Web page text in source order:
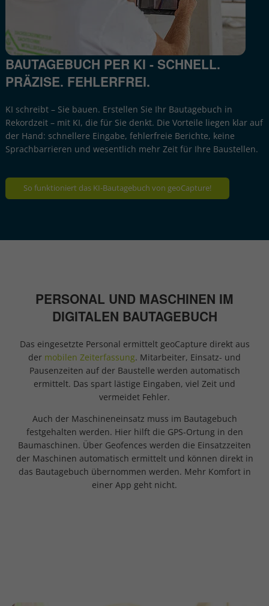
BAUTAGEBUCH PER KI - SCHNELL.
PRÄZISE. FEHLERFREI.
KI schreibt – Sie bauen. Erstellen Sie Ihr Bautagebuch in
Rekordzeit – mit KI, die für Sie denkt. Die Vorteile liegen klar auf
der Hand: schnellere Eingabe, fehlerfreie Berichte, keine
Sprachbarrieren und wesentlich mehr Zeit für Ihre Baustellen.
So funktioniert das KI-Bautagebuch von geoCapture!
PERSONAL UND MASCHINEN IM
DIGITALEN BAUTAGEBUCH
Das eingesetzte Personal ermittelt geoCapture direkt aus
der mobilen Zeiterfassung. Mitarbeiter, Einsatz- und
Pausenzeiten auf der Baustelle werden automatisch
ermittelt. Das spart lästige Eingaben, viel Zeit und
vermeidet Fehler.
Auch der Maschineneinsatz muss im Bautagebuch
festgehalten werden. Hier hilft die GPS-Ortung in den
Baumaschinen. Über Geofences werden die Einsatzzeiten
der Maschinen automatisch ermittelt und können direkt in
das Bautagebuch übernommen werden. Mehr Komfort in
einer App geht nicht.